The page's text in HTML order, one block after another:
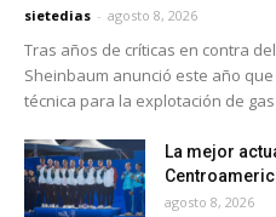
sietedias - agosto 8, 2026
Tras años de críticas en contra
Sheinbaum anunció este año
técnica para la explotación de
La mejor
agosto 8, 2026